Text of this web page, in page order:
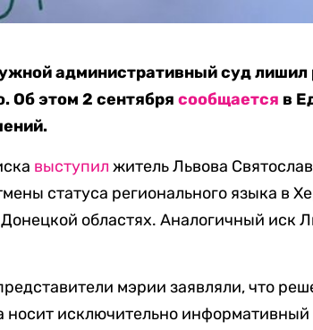
административный суд лишил
Об этом 2 сентябрясообщается в
выступил житель Львова
статуса регионального языка в
областях. Аналогичный иск
мэрии заявляли, что
носит исключительно